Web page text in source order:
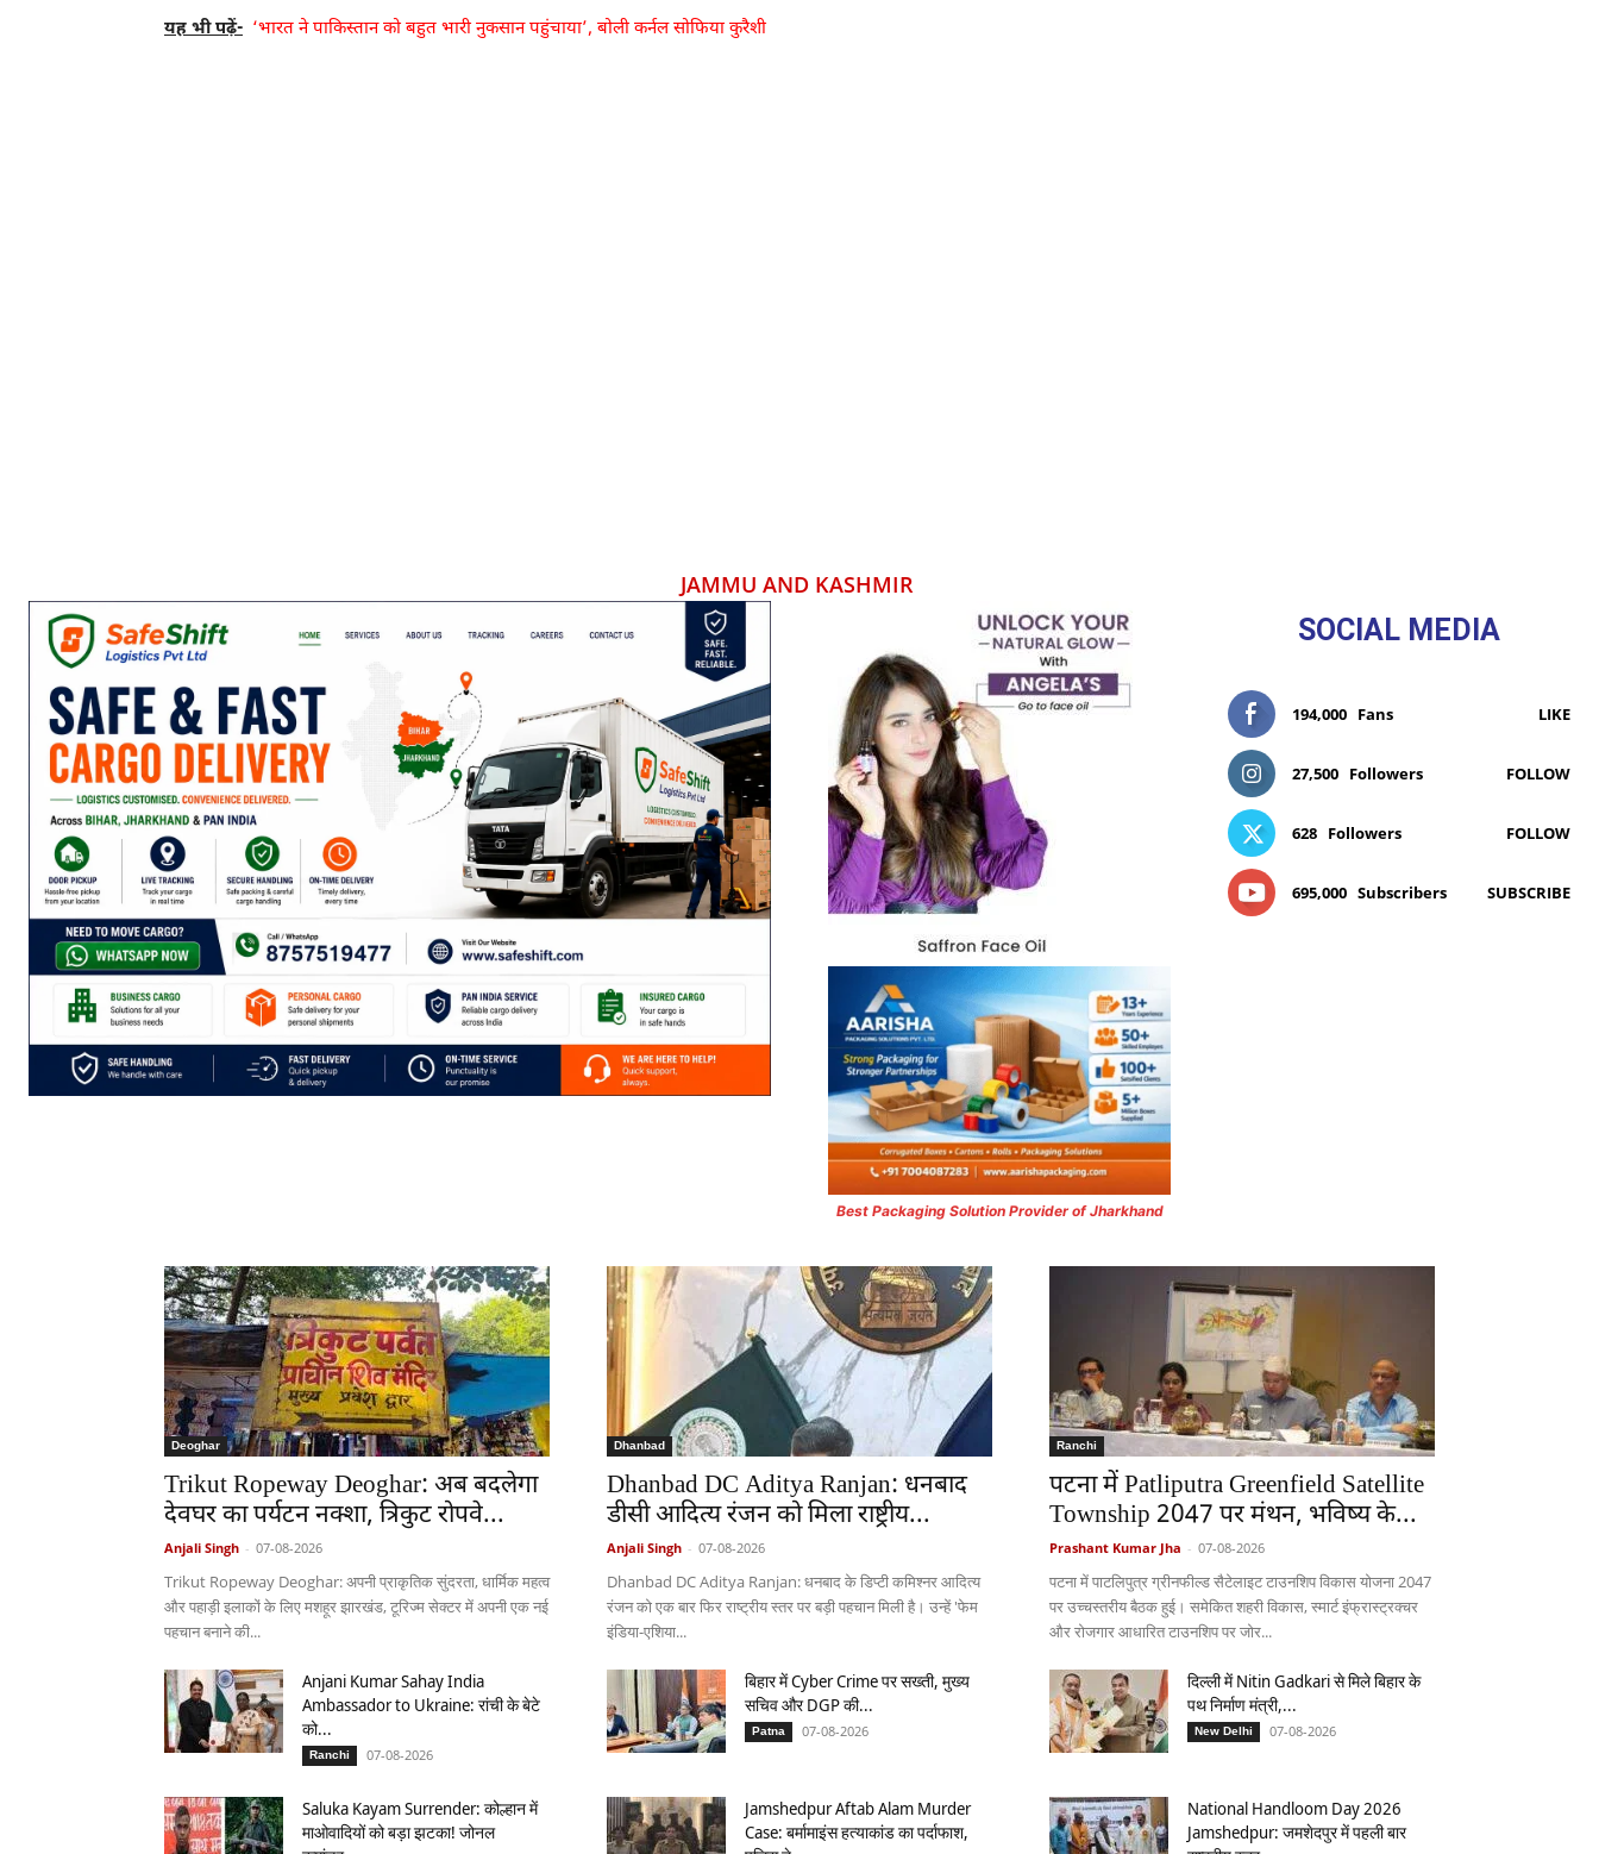
यह भी पढ़ें- ‘भारत ने पाकिस्तान को बहुत भारी नुकसान पहुंचाया’, बोली कर्नल सोफिया कुरैशी
JAMMU AND KASHMIR
Best Packaging Solution Provider of Jharkhand
SOCIAL MEDIA
194,000 Fans LIKE
27,500 Followers FOLLOW
628 Followers FOLLOW
695,000 Subscribers SUBSCRIBE
Deoghar
Trikut Ropeway Deoghar: अब बदलेगा
देवघर का पर्यटन नक्शा, त्रिकुट रोपवे...
Anjali Singh - 07-08-2026
Trikut Ropeway Deoghar: अपनी प्राकृतिक सुंदरता, धार्मिक महत्व
और पहाड़ी इलाकों के लिए मशहूर झारखंड, टूरिज्म सेक्टर में अपनी एक नई
पहचान बनाने की...
Dhanbad
Dhanbad DC Aditya Ranjan: धनबाद
डीसी आदित्य रंजन को मिला राष्ट्रीय...
Anjali Singh - 07-08-2026
Dhanbad DC Aditya Ranjan: धनबाद के डिप्टी कमिश्नर आदित्य
रंजन को एक बार फिर राष्ट्रीय स्तर पर बड़ी पहचान मिली है। उन्हें 'फेम
इंडिया-एशिया...
Ranchi
पटना में Patliputra Greenfield Satellite
Township 2047 पर मंथन, भविष्य के...
Prashant Kumar Jha - 07-08-2026
पटना में पाटलिपुत्र ग्रीनफील्ड सैटेलाइट टाउनशिप विकास योजना 2047
पर उच्चस्तरीय बैठक हुई। समेकित शहरी विकास, स्मार्ट इंफ्रास्ट्रक्चर
और रोजगार आधारित टाउनशिप पर जोर...
Anjani Kumar Sahay India
Ambassador to Ukraine: रांची के बेटे
को...
Ranchi 07-08-2026
बिहार में Cyber Crime पर सख्ती, मुख्य
सचिव और DGP की...
Patna 07-08-2026
दिल्ली में Nitin Gadkari से मिले बिहार के
पथ निर्माण मंत्री,...
New Delhi 07-08-2026
Saluka Kayam Surrender: कोल्हान में
माओवादियों को बड़ा झटका! जोनल
Jamshedpur Aftab Alam Murder
Case: बर्मामाइंस हत्याकांड का पर्दाफाश,
National Handloom Day 2026
Jamshedpur: जमशेदपुर में पहली बार